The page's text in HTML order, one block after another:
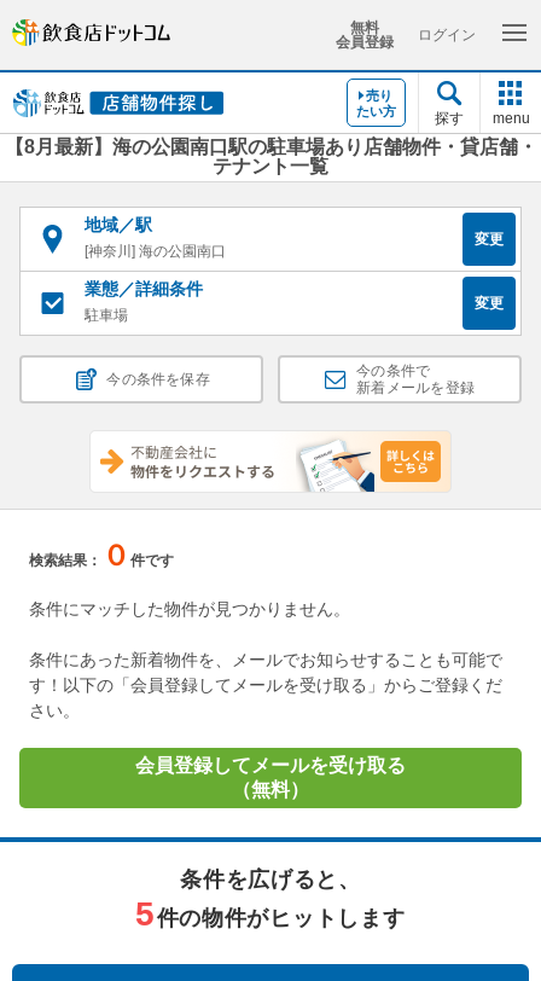
無料
会員登録
ログイン
売り
たい方
探す menu
【8月最新】海の公園南口駅の駐車場あり店舗物件・貸店舗・
テナント一覧
地域／駅
[神奈川] 海の公園南口
変更
業態／詳細条件
駐車場
変更
今の条件を保存
今の条件で
新着メールを登録
検索結果： ０ 件です
条件にマッチした物件が見つかりません。
条件にあった新着物件を、メールでお知らせすることも可能で
す！以下の「会員登録してメールを受け取る」からご登録くだ
さい。
会員登録してメールを受け取る
（無料）
条件を広げると、
5件の物件がヒットします